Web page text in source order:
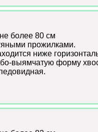
не более 80 см
прожилками.
ниже
выямчатую форму